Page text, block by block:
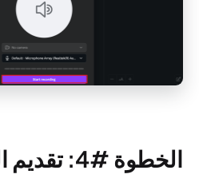
الخطوة #4: تقديم العرض التقديمي